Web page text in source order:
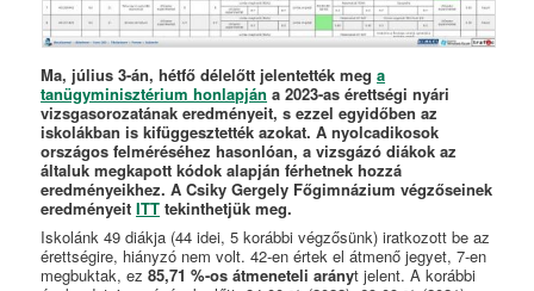
Ma, július 3-án, hétfő délelőtt jelentették mega
tanügyminisztérium honlapján a 2023-as érettségi nyári
vizsgasorozatának eredményeit, s ezzel egyidőben az
iskolákban is kifüggesztették azokat. A nyolcadikosok
országos felméréséhez hasonlóan, a vizsgázó diákok az
általuk megkapott kódok alapján férhetnek hozzá
eredményeikhez. A Csiky Gergely Főgimnázium végzőseinek
eredményeitITT tekinthetjük meg.
Iskolánk 49 diákja (44 idei, 5 korábbi végzősünk) iratkozott be az
érettségire, hiányzó nem volt. 42-en értek el átmenő jegyet, 7-en
megbuktak, ez85,71 %-os átmeneteli arányt jelent. A korábbi